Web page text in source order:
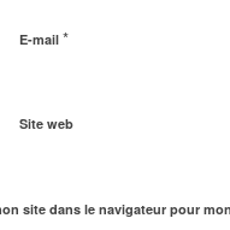
E-mail *
Site web
site dans le navigateur pour